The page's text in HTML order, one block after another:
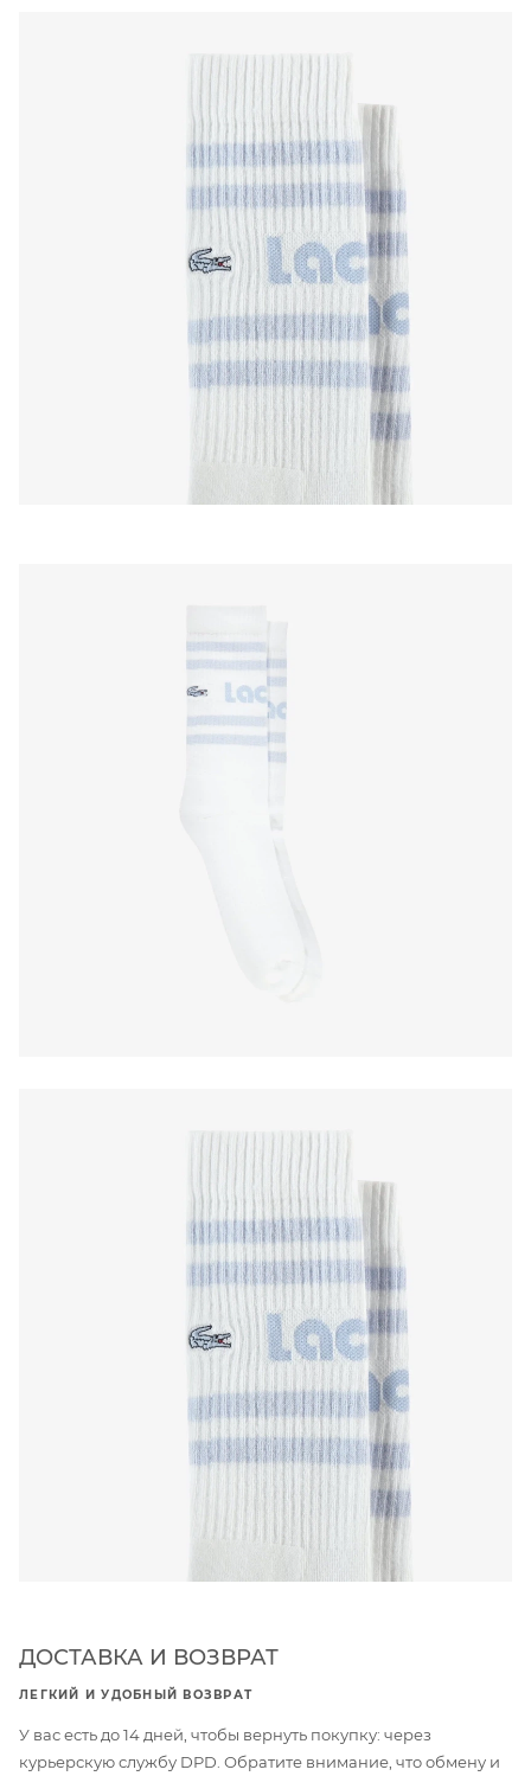
ДОСТАВКА И ВОЗВРАТ
ЛЕГКИЙ И УДОБНЫЙ ВОЗВРАТ
У вас есть до 14 дней, чтобы вернуть покупку: через
курьерскую службу DPD. Обратите внимание, что обмену и